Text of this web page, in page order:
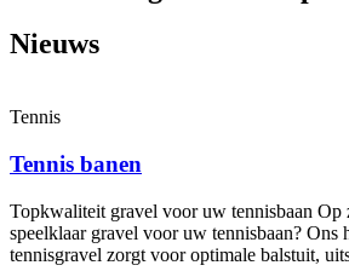
Nieuws
Tennis
Tennis banen
Topkwaliteit gravel voor uw tennisbaan Op
speelklaar gravel voor uw tennisbaan? Ons
tennisgravel zorgt voor optimale balstuit,